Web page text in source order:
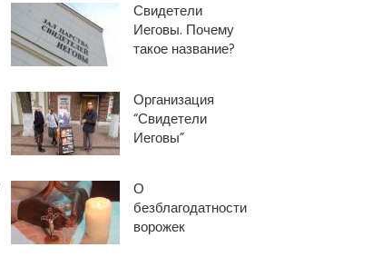
Свидетели
Иеговы. Почему
такое название?
Организация
“Свидетели
Иеговы”
О
безблагодатности
ворожек